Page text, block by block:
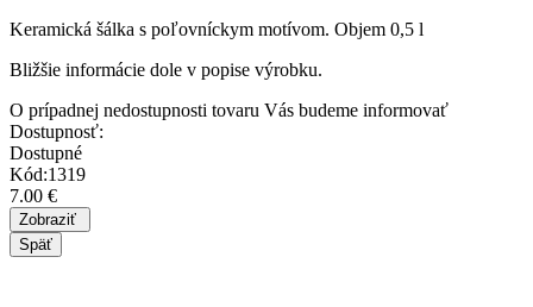
Keramická šálka s poľovníckym motívom. Objem 0,5 l
Bližšie informácie dole v popise výrobku.
O prípadnej nedostupnosti tovaru Vás budeme informovať
Dostupnosť:
Dostupné
Kód:1319
7.00 €